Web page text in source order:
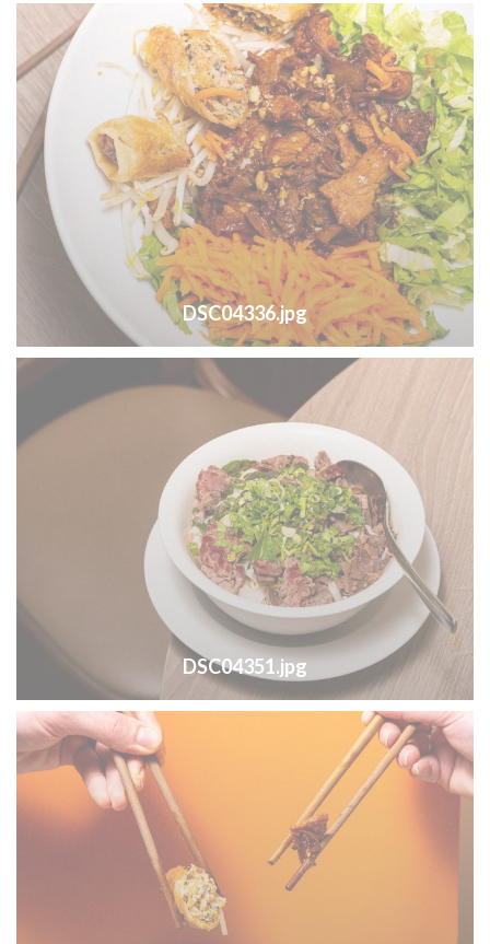
DSC04336.jpg
DSC04351.jpg